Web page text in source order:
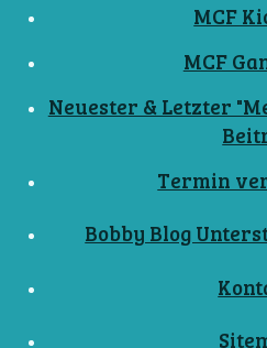
MCF
MCF
Neuester & Letzter
Termin
Bobby Blog